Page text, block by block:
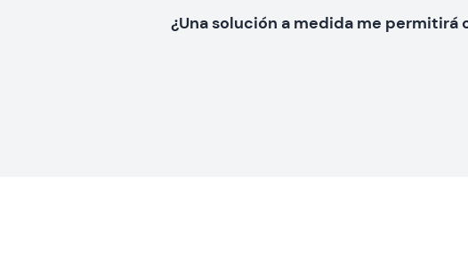
¿Una solución a medida me